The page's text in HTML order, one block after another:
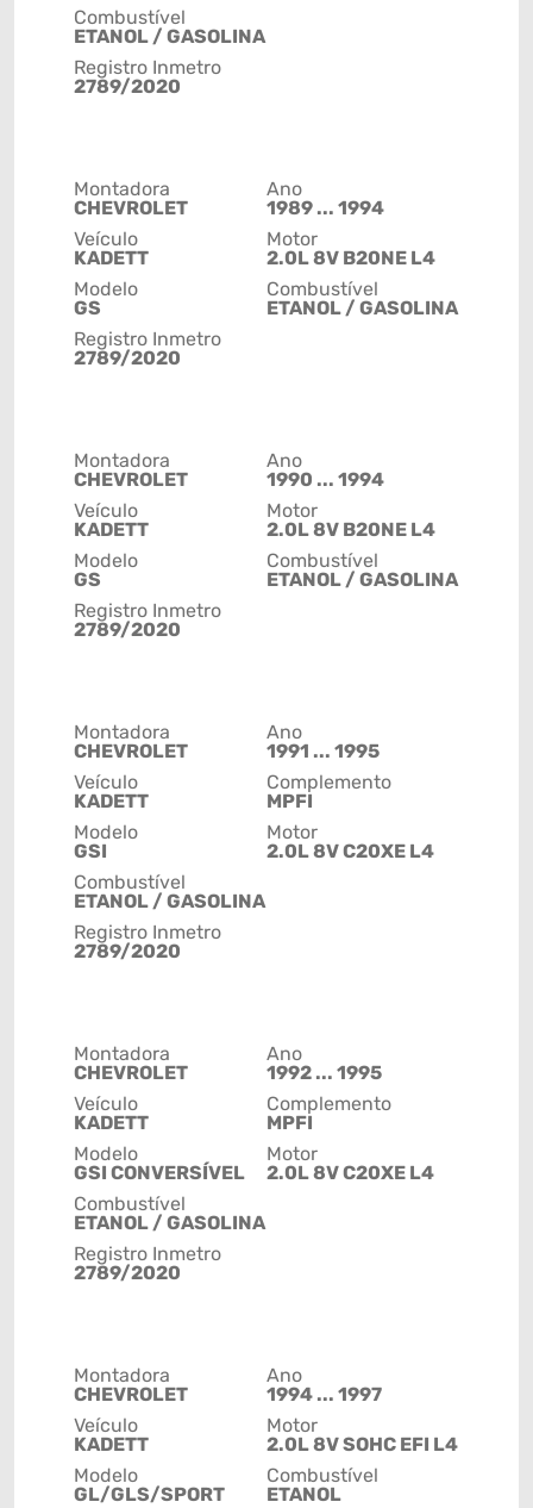
Combustível
ETANOL / GASOLINA
Registro Inmetro
2789/2020
Montadora
CHEVROLET
Veículo
KADETT
Modelo
GS
Ano
1989 ... 1994
Motor
2.0L 8V B20NE L4
Combustível
ETANOL / GASOLINA
Registro Inmetro
2789/2020
Montadora
CHEVROLET
Veículo
KADETT
Modelo
GS
Ano
1990 ... 1994
Motor
2.0L 8V B20NE L4
Combustível
ETANOL / GASOLINA
Registro Inmetro
2789/2020
Montadora
CHEVROLET
Veículo
KADETT
Modelo
GSI
Ano
1991 ... 1995
Complemento
MPFI
Motor
2.0L 8V C20XE L4
Combustível
ETANOL / GASOLINA
Registro Inmetro
2789/2020
Montadora
CHEVROLET
Veículo
KADETT
Modelo
GSI CONVERSÍVEL
Ano
1992 ... 1995
Complemento
MPFI
Motor
2.0L 8V C20XE L4
Combustível
ETANOL / GASOLINA
Registro Inmetro
2789/2020
Montadora
CHEVROLET
Veículo
KADETT
Modelo
GL/GLS/SPORT
Ano
1994 ... 1997
Motor
2.0L 8V SOHC EFI L4
Combustível
ETANOL